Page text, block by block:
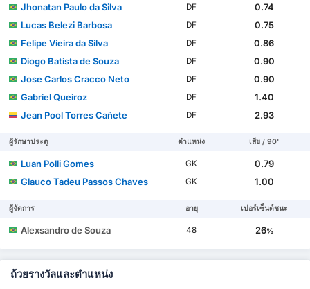
Jhonatan Paulo da Silva
DF
0.74
Lucas Belezi Barbosa
DF
0.75
Felipe Vieira da Silva
DF
0.86
Diogo Batista de Souza
DF
0.90
Jose Carlos Cracco Neto
DF
0.90
Gabriel Queiroz
DF
1.40
Jean Pool Torres Cañete
DF 2.93
ผู้รักษาประตู ตำแหน่ง เสีย / 90'
Luan Polli Gomes GK
0.79
Glauco Tadeu Passos Chaves
GK 1.00
ผู้จัดการ อายุ เปอร์เซ็นต์ชนะ
Alexsandro de Souza 48 26%
ถ้วยรางวัลและตำแหน่ง